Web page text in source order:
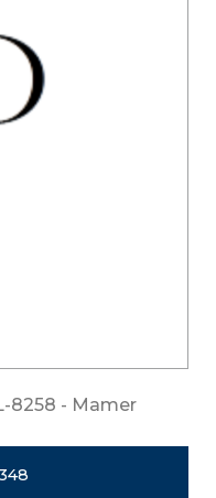
8258 - Mamer